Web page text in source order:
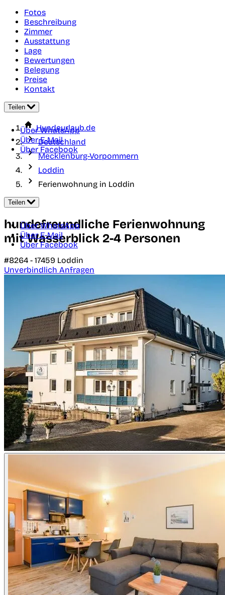
Fotos
Beschreibung
Zimmer
Ausstattung
Lage
Bewertungen
Belegung
Preise
Kontakt
Teilen
Über WhatsApp
Über E-Mail
Über Facebook
Hundeurlaub.de
Deutschland
Mecklenburg-Vorpommern
Loddin
Ferienwohnung in Loddin
Teilen
Über WhatsApp
Über E-Mail
Über Facebook
hundefreundliche Ferienwohnung
mit Wasserblick 2-4 Personen
#8264 - 17459 Loddin
Unverbindlich Anfragen